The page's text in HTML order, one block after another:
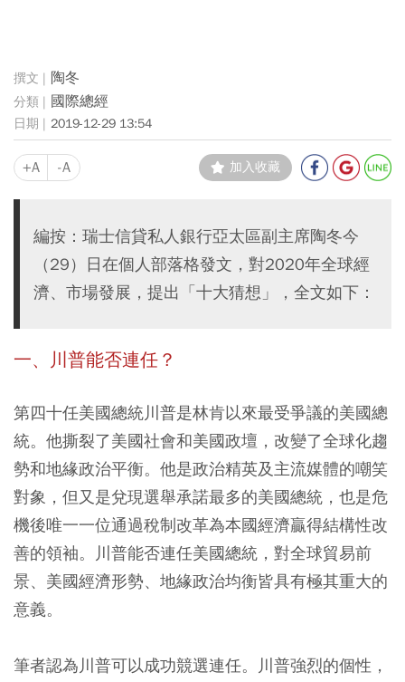
陶冬
國際總經
2019-12-29 13:54
+A -A 加入收藏
編按：瑞士信貸私人銀行亞太區副主席陶冬今
（29）日在個人部落格發文，對2020年全球經
濟、市場發展，提出「十大猜想」，全文如下：
一、川普能否連任？
第四十任美國總統川普是林肯以來最受爭議的美國總
統。他撕裂了美國社會和美國政壇，改變了全球化趨
勢和地緣政治平衡。他是政治精英及主流媒體的嘲笑
對象，但又是兌現選舉承諾最多的美國總統，也是危
機後唯一一位通過稅制改革為本國經濟贏得結構性改
善的領袖。川普能否連任美國總統，對全球貿易前
景、美國經濟形勢、地緣政治均衡皆具有極其重大的
意義。
筆者認為川普可以成功競選連任。川普強烈的個性，